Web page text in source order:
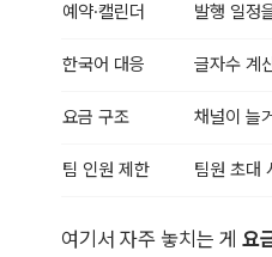
예약·캘린더 발행 일정
한국어 대응 글자수 계
요금 구조 채널이 늘
팀 인원 제한 팀원 초대
여기서 자주 놓치는 게 요